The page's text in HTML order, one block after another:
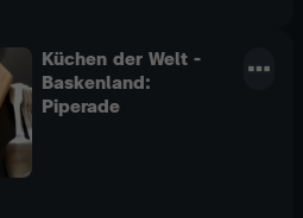
Küchen der Welt -
Baskenland:
Piperade